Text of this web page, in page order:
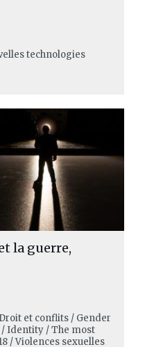
technologies
la guerre,
et conflits / Gender
Identity / The most
/ Violences sexuelles